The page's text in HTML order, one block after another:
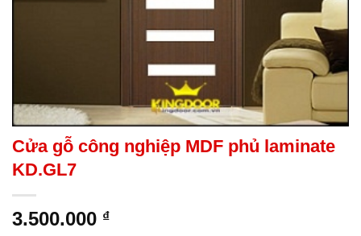
Cửa gỗ công nghiệp MDF phủ laminate
KD.GL7
3.500.000 ₫